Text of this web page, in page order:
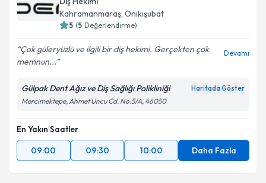
takvim hazırlandığında e-posta ile bilgilendireceğiz.
E-posta Adresiniz
Kişisel verilerimin işlenmesine ilişkin
Aydınlatma
Metni'ni okudum ve kişisel verilerimin belirtilen
Takvim Talebini Gönder
Kahramanmaraş, Onikişubat
5 (5 Değerlendirme)
Çok güleryüzlü ve ilgili bir diş hekimi. Gerçekten çok
memnun...
Devamı
Gülpak Dent Ağız ve Diş Sağlığı Polikliniği Haritada Göster
Mercimektepe, Ahmet Uncu Cd. No:5/A, 46050
En Yakın Saatler
09:00
09:30 10:00 Daha Fazla